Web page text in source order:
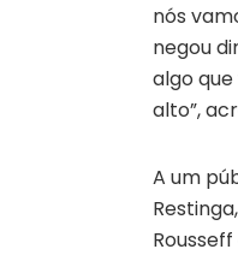
nós
negou
algo
alto”,
A um